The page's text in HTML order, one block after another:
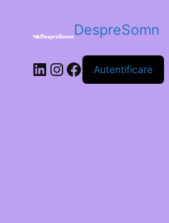
DespreSomn
Autentificare